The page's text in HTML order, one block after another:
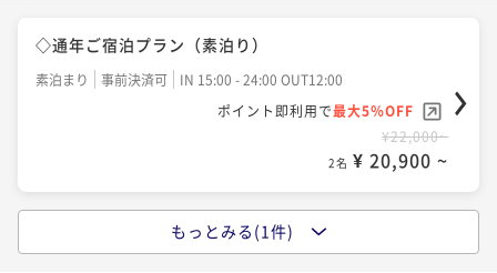
◇通年ご宿泊プラン（素泊り）
素泊まり 事前決済可
IN 15:00 - 24:00 OUT12:00
ポイント即利用で最大5％OFF
¥22,000~
2名 ¥ 20,900 ~
◇通年ご宿泊プラン（朝食付）
もっとみる(1件)